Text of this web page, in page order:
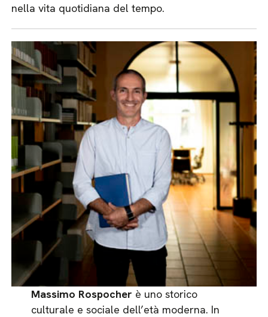
nella vita quotidiana del tempo.
Massimo Rospocher è uno storico
culturale e sociale dell’età moderna. In